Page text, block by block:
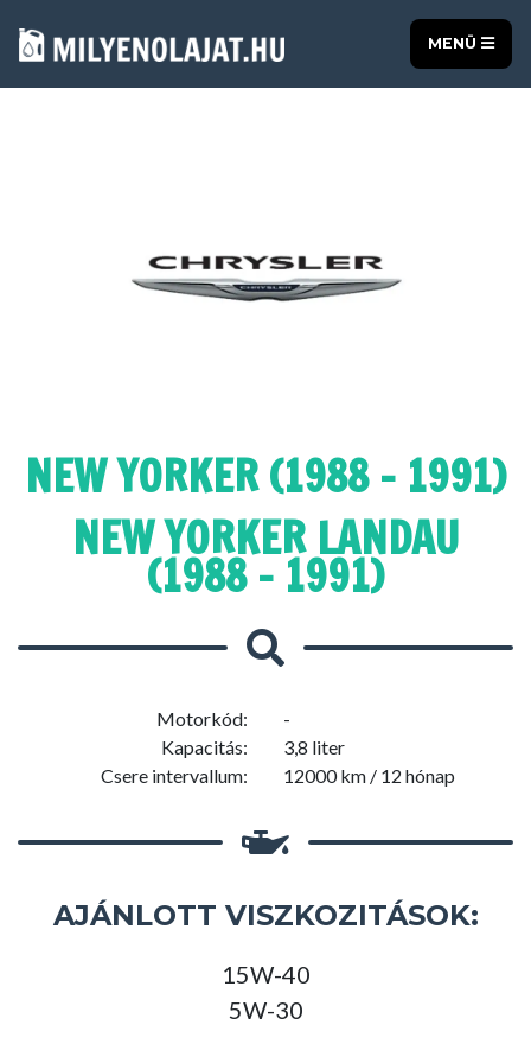
MENÜ
NEW YORKER (1988 - 1991)
NEW YORKER LANDAU
(1988 - 1991)
Motorkód:
-
Kapacitás:
3,8 liter
Csere intervallum:
12000 km / 12 hónap
AJÁNLOTT VISZKOZITÁSOK:
15W-40
5W-30